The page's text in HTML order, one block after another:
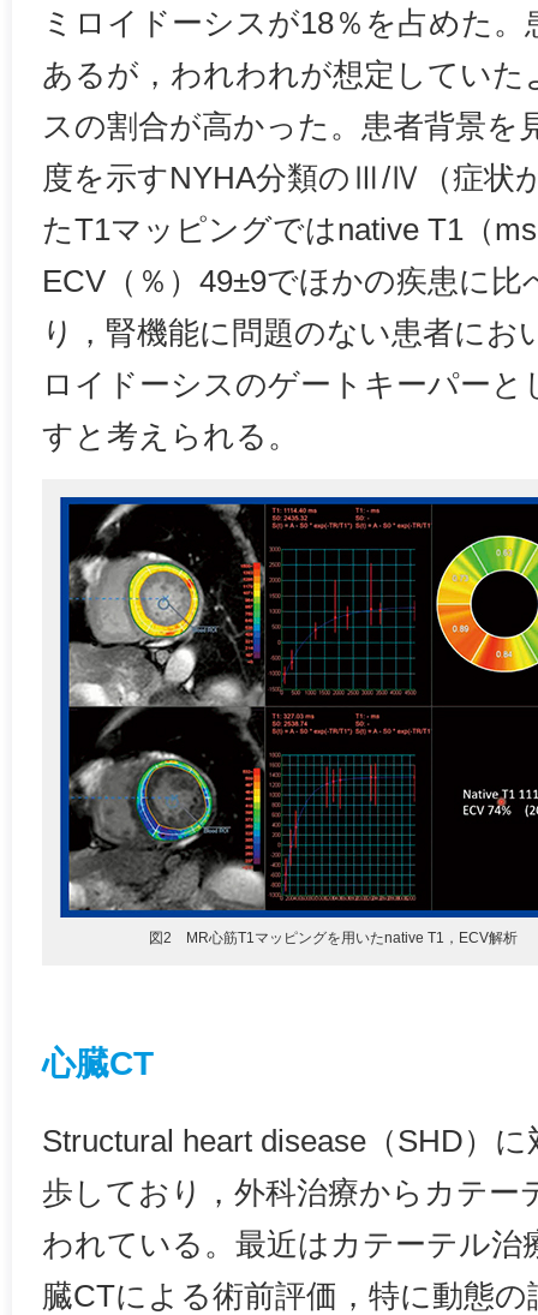
ミロイドーシスが18％を占めた
あるが，われわれが想定してい
スの割合が高かった。患者背景を
度を示すNYHA分類のⅢ/Ⅳ（症状
たT1マッピングではnative T1（
ECV（％）49±9でほかの疾患に
り，腎機能に問題のない患者にお
ロイドーシスのゲートキーパーと
すと考えられる。
図2 MR心筋T1マッピングを用いたnative T1，ECV解析
心臓CT
Structural heart disease（SHD）
歩しており，外科治療からカテー
われている。最近はカテーテル治
臓CTによる術前評価，特に動態